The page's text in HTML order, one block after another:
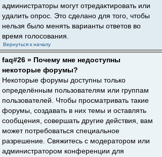
администраторы могут отредактировать или
удалить опрос. Это сделано для того, чтобы
нельзя было менять варианты ответов во
время голосования.
Вернуться к началу
faq#26 » Почему мне недоступны
некоторые форумы?
Некоторые форумы доступны только
определённым пользователям или группам
пользователей. Чтобы просматривать такие
форумы, создавать в них темы и оставлять
сообщения, совершать другие действия, вам
может потребоваться специальное
разрешение. Свяжитесь с модератором или
администратором конференции для